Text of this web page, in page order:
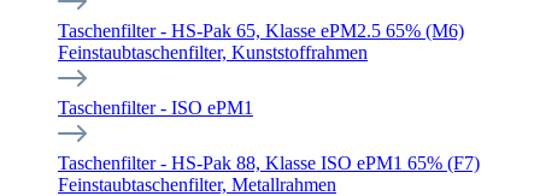
Taschenfilter - HS-Pak 65, Klasse ePM2.5 65% (M6)
Feinstaubtaschenfilter, Kunststoffrahmen
Taschenfilter - ISO ePM1
Taschenfilter - HS-Pak 88, Klasse ISO ePM1 65% (F7)
Feinstaubtaschenfilter, Metallrahmen